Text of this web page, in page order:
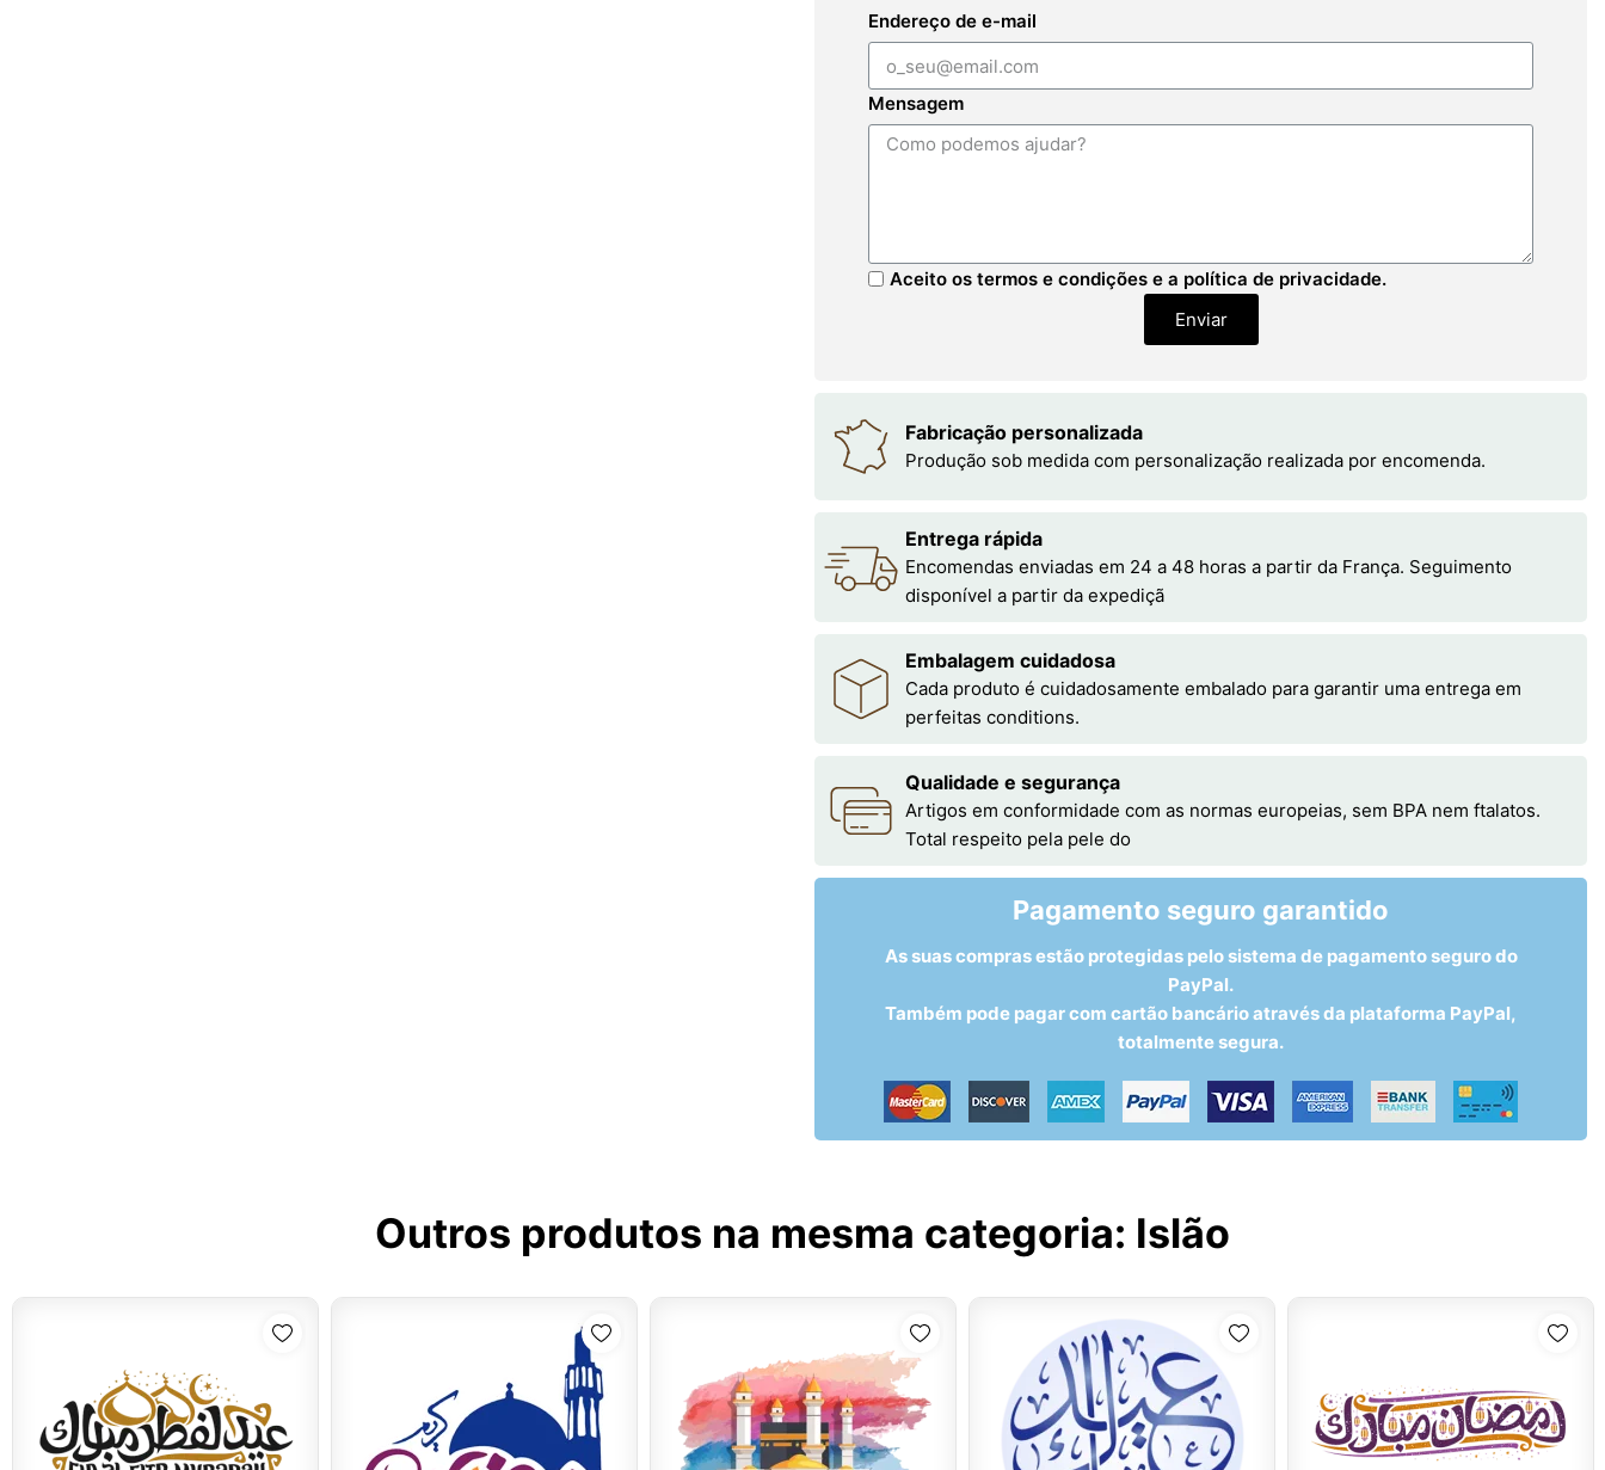
Endereço de e-mail
Mensagem
Aceito os termos e condições e a política de privacidade.
Enviar
Fabricação personalizada
Produção sob medida com personalização realizada por encomenda.
Entrega rápida
Encomendas enviadas em 24 a 48 horas a partir da França. Seguimento
disponível a partir da expediçã
Embalagem cuidadosa
Cada produto é cuidadosamente embalado para garantir uma entrega em
perfeitas conditions.
Qualidade e segurança
Artigos em conformidade com as normas europeias, sem BPA nem ftalatos.
Total respeito pela pele do
Pagamento seguro garantido
As suas compras estão protegidas pelo sistema de pagamento seguro do
PayPal.
Também pode pagar com cartão bancário através da plataforma PayPal,
totalmente segura.
Outros produtos na mesma categoria: Islão